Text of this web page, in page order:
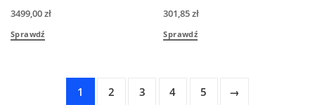
3499,00zł
Sprawdź
301,85zł
Sprawdź
1 2 3 4 5 →